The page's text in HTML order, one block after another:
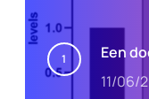
Een
11/06/